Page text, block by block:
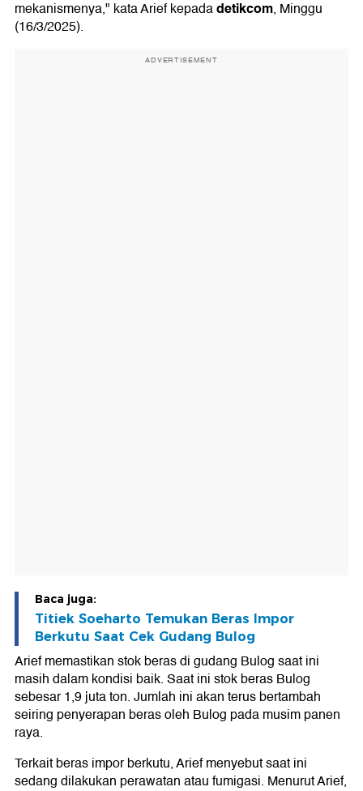
mekanismenya," kata Arief kepadadetikcom, Minggu
(16/3/2025).
ADVERTISEMENT
Baca juga:
Titiek Soeharto Temukan Beras Impor
Berkutu Saat Cek Gudang Bulog
Arief memastikan stok beras di gudang Bulog saat ini
masih dalam kondisi baik. Saat ini stok beras Bulog
sebesar 1,9 juta ton. Jumlah ini akan terus bertambah
seiring penyerapan beras oleh Bulog pada musim panen
raya.
Terkait beras impor berkutu, Arief menyebut saat ini
sedang dilakukan perawatan atau fumigasi. Menurut Arief,